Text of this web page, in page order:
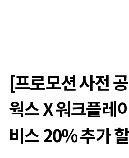
[프로모션 사전
웍스 X 워크플레
비스 20% 추가